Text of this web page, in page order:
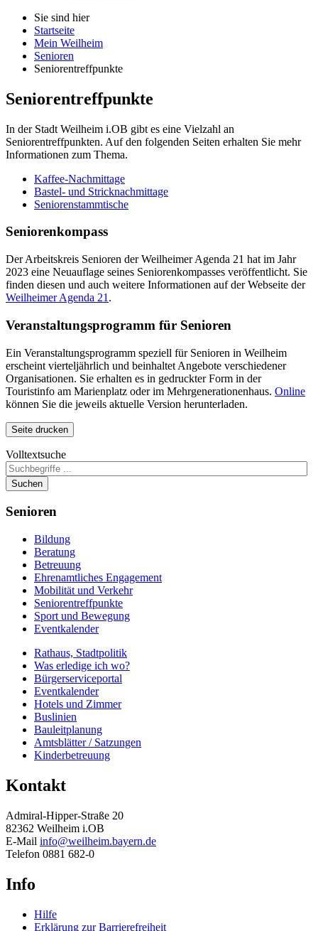
Sie sind hier
Startseite
Mein Weilheim
Senioren
Seniorentreffpunkte
Seniorentreffpunkte
In der Stadt Weilheim i.OB gibt es eine Vielzahl an
Seniorentreffpunkten. Auf den folgenden Seiten erhalten Sie mehr
Informationen zum Thema.
Kaffee-Nachmittage
Bastel- und Stricknachmittage
Seniorenstammtische
Seniorenkompass
Der Arbeitskreis Senioren der Weilheimer Agenda 21 hat im Jahr
2023 eine Neuauflage seines Seniorenkompasses veröffentlicht. Sie
finden diesen und auch weitere Informationen auf der Webseite der
Weilheimer Agenda 21 .
Veranstaltungsprogramm für Senioren
Ein Veranstaltungsprogramm speziell für Senioren in Weilheim
erscheint vierteljährlich und beinhaltet Angebote verschiedener
Organisationen. Sie erhalten es in gedruckter Form in der
Touristinfo am Marienplatz oder im Mehrgenerationenhaus. Online
können Sie die jeweils aktuelle Version herunterladen.
Seite drucken
Volltextsuche
Suchen
Senioren
Bildung
Beratung
Betreuung
Ehrenamtliches Engagement
Mobilität und Verkehr
Seniorentreffpunkte
Sport und Bewegung
Eventkalender
Rathaus, Stadtpolitik
Was erledige ich wo?
Bürgerserviceportal
Eventkalender
Hotels und Zimmer
Buslinien
Bauleitplanung
Amtsblätter / Satzungen
Kinderbetreuung
Kontakt
Admiral-Hipper-Straße 20
82362 Weilheim i.OB
E-Mail info@weilheim.bayern.de
Telefon 0881 682-0
Info
Hilfe
Erklärung zur Barrierefreiheit